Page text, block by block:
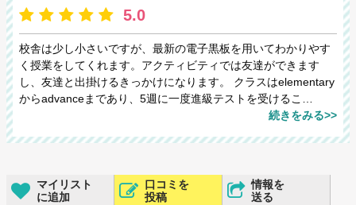
5.0
校舎は少し小さいですが、最新の電子黒板を用いてわかりやす
く授業をしてくれます。アクティビティでは友達ができます
し、友達と出掛けるきっかけになります。 クラスはelementary
からadvanceまであり、5週に一度進級テストを受けるこ…
続きをみる>>
マイリスト
に追加
口コミを
投稿
情報を
送る